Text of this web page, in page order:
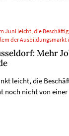
Juni leicht, die
der Ausbildungsmarkt
Mehr
leicht, die
noch nicht von einer